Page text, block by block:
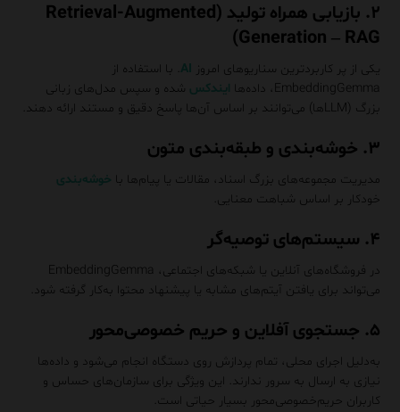
۲. بازیابی همراه تولید (Retrieval-Augmented
Generation – RAG)
یکی از پر کاربردترین سناریوهای امروز AI . با استفاده از
EmbeddingGemma، داده‌ها
ایندکس شده و سپس مدل‌های زبانی
بزرگ (LLMها) می‌توانند بر اساس آن‌ها پاسخ دقیق و مستند ارائه دهند.
۳. خوشه‌بندی و طبقه‌بندی متون
مدیریت مجموعه‌های بزرگ اسناد، مقالات یا پیام‌ها با خوشه‌بندی
خودکار بر اساس شباهت معنایی.
۴. سیستم‌های توصیه‌گر
در فروشگاه‌های آنلاین یا شبکه‌های اجتماعی، EmbeddingGemma
می‌تواند برای یافتن آیتم‌های مشابه یا پیشنهاد محتوا به‌کار گرفته شود.
۵. جستجوی آفلاین و حریم خصوصی‌محور
به‌دلیل اجرای محلی، تمام پردازش روی دستگاه انجام می‌شود و داده‌ها
نیازی به ارسال به سرور ندارند. این ویژگی برای سازمان‌های حساس و
کاربران حریم‌خصوصی‌محور بسیار حیاتی است.